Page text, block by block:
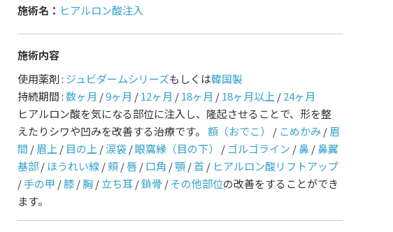
施術名： ヒアルロン酸注入
施術内容
使用薬剤 : ジュビダームシリーズもしくは韓国製
持続期間 :数ヶ月 /9ヶ月 /12ヶ月 /18ヶ月 /18ヶ月以上 /24ヶ月
ヒアルロン酸を気になる部位に注入し、隆起させることで、形を整
えたりシワや凹みを改善する治療です。 額（おでこ） / こめかみ/眉
間 /眉上 / 目の上 /涙袋/眼窩縁（目の下） / ゴルゴライン /鼻/鼻翼
基部/ ほうれい線/頬/唇/口角 /顎/首/ ヒアルロン酸リフトアップ
/手の甲 /膝/胸/立ち耳/鎖骨 /その他部位の改善をすることができ
ます。